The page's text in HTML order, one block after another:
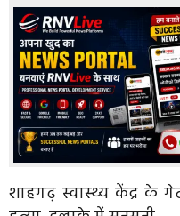
शाहगढ़ स्वास्थ्य केंद्र के